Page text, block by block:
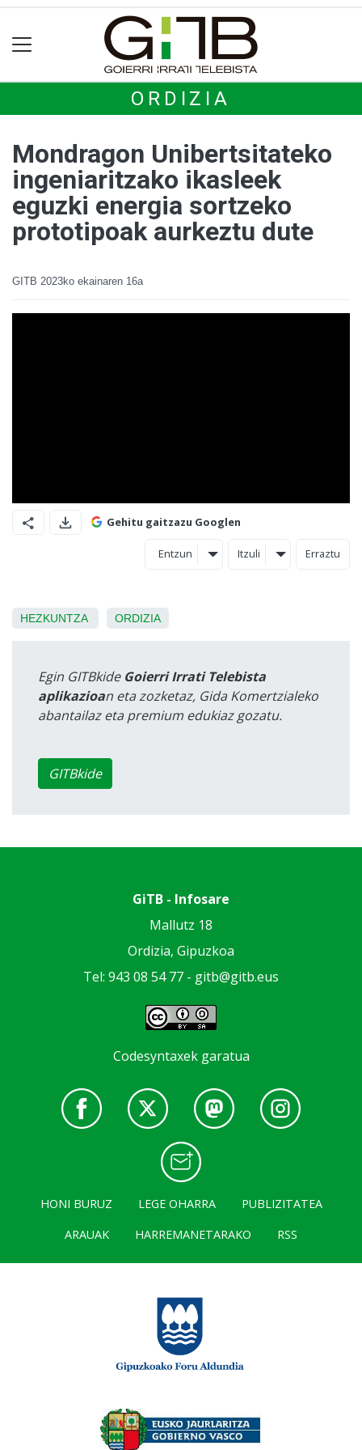
ORDIZIA
Mondragon Unibertsitateko
ingeniaritzako ikasleek
eguzki energia sortzeko
prototipoak aurkeztu dute
GITB 2023ko ekainaren 16a
Gehitu gaitzazu Googlen
Entzun Itzuli Erraztu
HEZKUNTZA ORDIZIA
Egin GITBkide Goierri Irrati Telebista
aplikazioan eta zozketaz, Gida Komertzialeko
abantailaz eta premium edukiaz gozatu.
GITBkide
GiTB - Infosare
Mallutz 18
Ordizia, Gipuzkoa
Tel: 943 08 54 77 - gitb@gitb.eus
Codesyntaxek garatua
HONI BURUZ LEGE OHARRA
PUBLIZITATEA
ARAUAK
HARREMANETARAKO RSS